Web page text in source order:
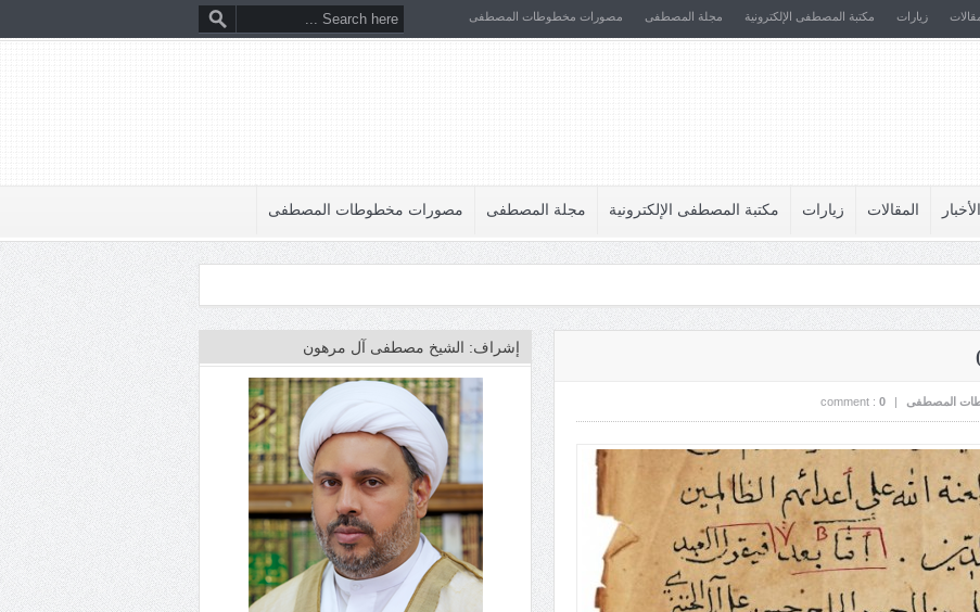
زيارات مكتبة المصطفى الإلكترونية مجلة المصطفى مصورات مخطوطات المصطفى
الأخبار المقالات زيارات مكتبة المصطفى الإلكترونية مجلة المصطفى مصورات مخطوطات المصطفى
المصطفى |
comment : 0
إشراف: الشيخ مصطفى آل مرهون